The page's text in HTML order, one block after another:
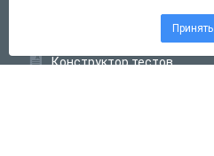
Конструктор тестов
Принять